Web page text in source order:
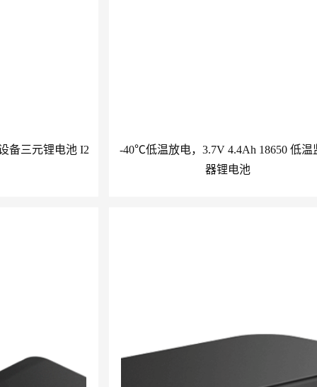
备三元锂电池 I2
-40℃低温放电，3.7V 4.4Ah 18650 低温
器锂电池